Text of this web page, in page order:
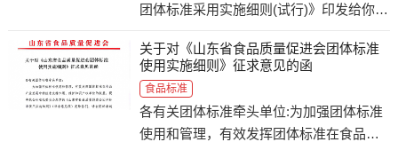
团体标准采用实施细则(试行)》印发给你
省食品质量促进会团体标准采用实施细则
(试行)》《团标采用实施细则》（试
行）.pdf附件1：团标采
关于对《山东省食品质量促进会团体标准
使用实施细则》征求意见的函
食品标准
各有关团体标准牵头单位:为加强团体标准
使用和管理，有效发挥团体标准在食品产